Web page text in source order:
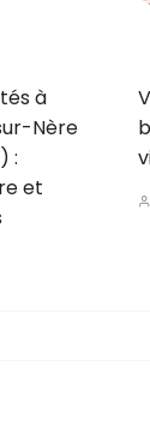
à
Nère
:
et